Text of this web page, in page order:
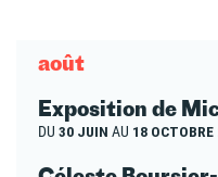
août
Exposition de
DU 30 JUIN AU 18